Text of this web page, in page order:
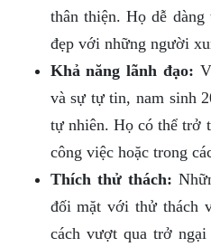
thân thiện. Họ dễ
đẹp với những người
Khả năng lãnh đạo:
và sự tự tin, nam sinh
tự nhiên. Họ có thể trở
công việc hoặc trong
Thích thử thách:
đối mặt với thử thách
cách vượt qua trở